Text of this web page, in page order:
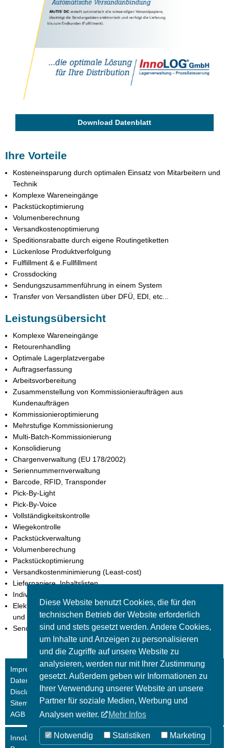
Download Datenblatt
Ihre Vorteile
Kosteneinsparung durch optimalen Einsatz von Mitarbeitern und
Technik
Komplexe Wareneingänge
Packstückoptimierung
Volumenberechnung
Versandkostenoptimierung
Speditionsrabatte durch eigene Routingetiketten
Lückenlose Produktverfolgung
Fulflillment & e.Fullfillment
Crossdocking
Sendungszusammenführung in einem System
Transfer von Versandlisten über DFÜ, EDI, etc...
Leistungsübersicht
Komplexe Wareneingänge
Retourenhandling
Optimale Lagerplatzvergabe
Auftragserfassung
Arbeitsvorbereitung
Zusammenstellung von Kommissionieraufträgen aus
Kundenaufträgen
Kommissionieroptimierung
Mehrstufige Kommissionierung
Multi-Batch-Kommissionierung
Konsolidierung
Chargenverwaltung (EU 178/2002)
Seriennummernverwaltung
Barcode, RFID, Transponder
Pick-By-Light
Pick-By-Voice
Vollständigkeitskontrolle
Wiegekontrolle
Packstückverwaltung
Volumenberechung
Packstückoptimierung
Versandkostenminimierung (Least-cost)
Lieferpapiere, Inhaltslisten
Individuelle Etikettierung (Fulfillment)
Elektronische Daten-Übertragung zu Speditionen, Frachtführern
und KEP-Diensten. (DFÜ / EDI)
Sendungsverfolgung
Impressum
Datenschutz
Disclaimer
Sitemap
AGB
InnoLOG® GmbH 2026
Diese Website benutzt Cookies, die für den
technischen Betrieb der Website erforderlich
sind und stets gesetzt werden. Andere Cookies,
um Inhalte und Anzeigen zu personalisieren
und die Zugriffe auf unsere Website zu
analysieren, werden nur mit Ihrer Zustimmung
gesetzt. Außerdem geben wir Informationen zu
Ihrer Verwendung unserer Website an unsere
Partner für soziale Medien, Werbung und
Analysen weiter.
Mehr Infos
Notwendig Statistiken Marketing